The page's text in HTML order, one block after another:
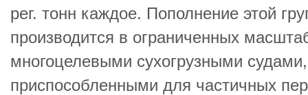
рег. тонн каждое. Пополнение этой
производится в ограниченных
многоцелевыми сухогрузными
приспособленными для частичных